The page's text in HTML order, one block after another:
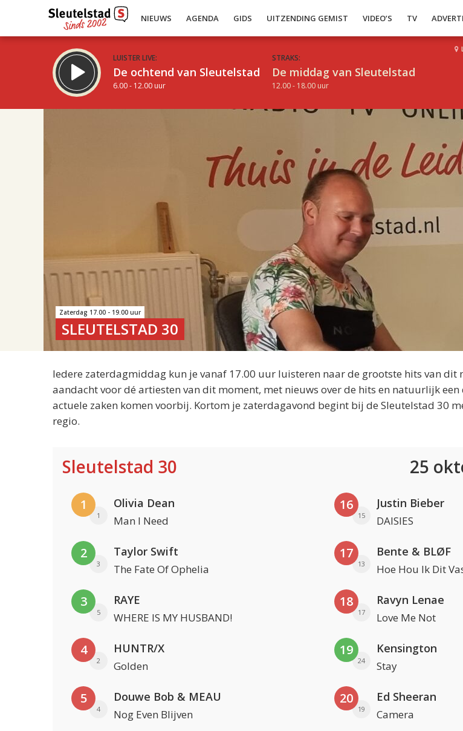
NIEUWS AGENDA GIDS UITZENDING GEMIST VIDEO’S TV
LUISTER LIVE:
De ochtend van Sleutelstad
6.00 - 12.00 uur
STRAKS:
De middag van Sleutelstad
12.00 - 18.00 uur
Zaterdag 17.00 - 19.00 uur
SLEUTELSTAD 30
Iedere zaterdagmiddag kun je vanaf 17.00 uur luisteren naar de grootste hits van dit
aandacht voor dé artiesten van dit moment, met nieuws over de hits en natuurlijk een
actuele zaken komen voorbij. Kortom je zaterdagavond begint bij de Sleutelstad 30
regio.
Sleutelstad 30 25
1
1
Olivia Dean
Man I Need
2
3
Taylor Swift
The Fate Of Ophelia
3
5
RAYE
WHERE IS MY HUSBAND!
4
2
HUNTR/X
Golden
5
4
Douwe Bob & MEAU
Nog Even Blijven
16
15
Justin Bieber
DAISIES
17
13
Bente & BLØF
Hoe Hou Ik Dit
18
17
Ravyn Lenae
Love Me Not
19
24
Kensington
Stay
20
19
Ed Sheeran
Camera